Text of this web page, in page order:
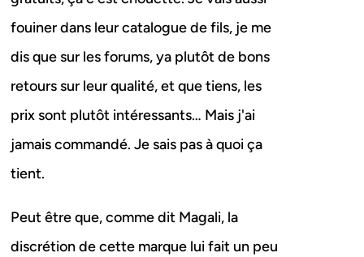
fouiner dans leur catalogue de fils, je me
dis que sur les forums, ya plutôt de bons
retours sur leur qualité, et que tiens, les
prix sont plutôt intéressants… Mais j'ai
jamais commandé. Je sais pas à quoi ça
tient.
Peut être que, comme dit Magali, la
discrétion de cette marque lui fait un peu